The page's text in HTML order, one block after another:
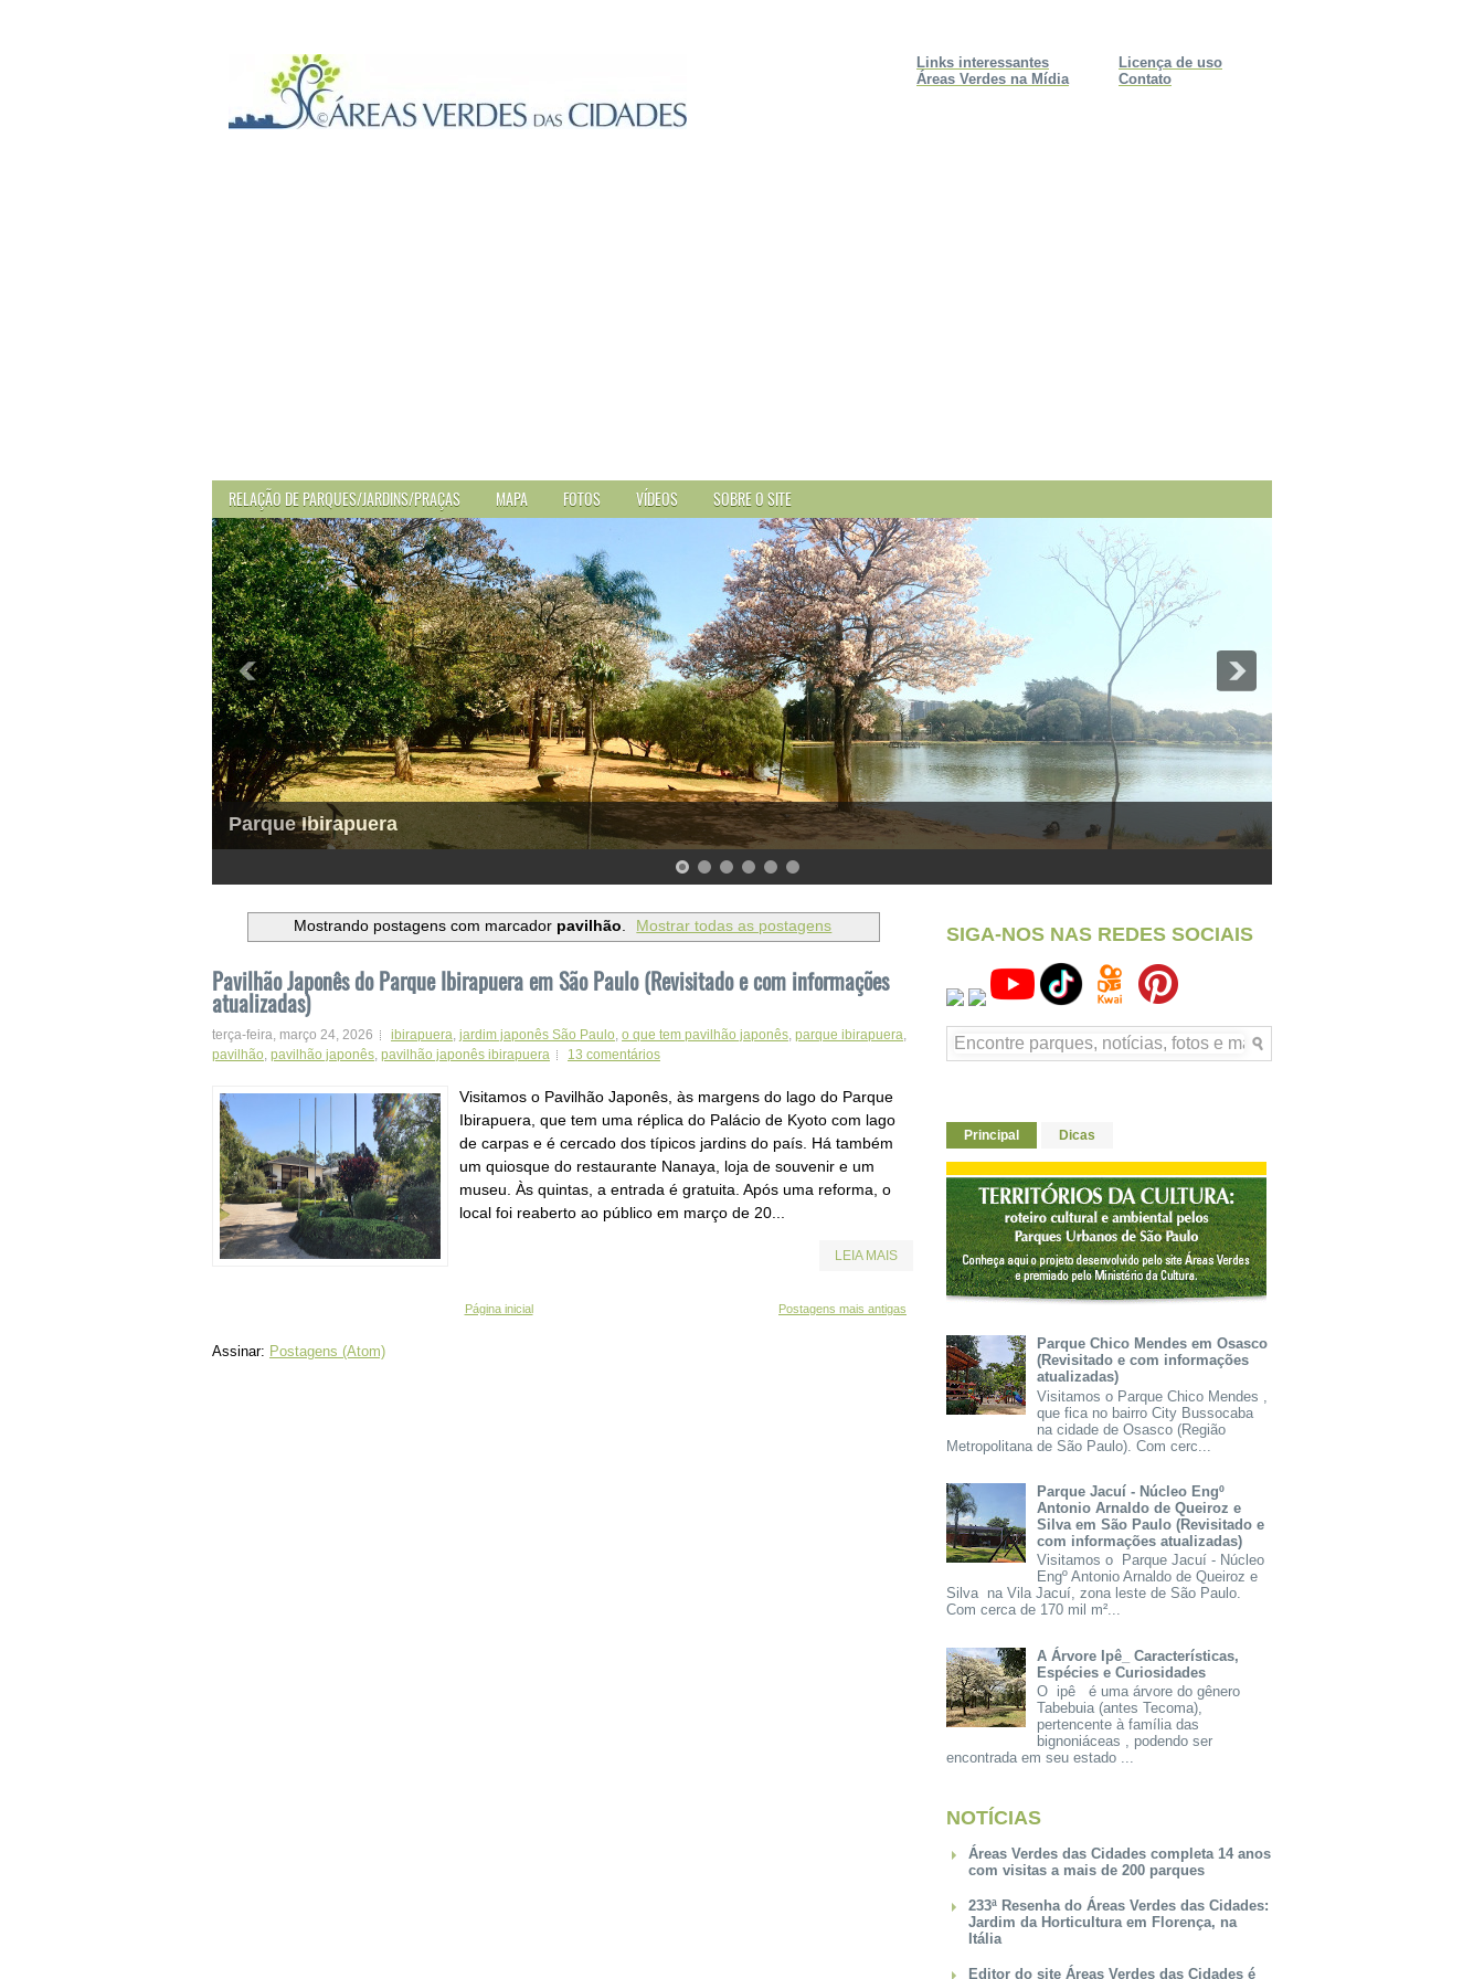
Licença de uso
Contato
Links interessantes
Áreas Verdes na Mídia
RELAÇÃO DE PARQUES/JARDINS/PRAÇAS MAPA FOTOS VÍDEOS SOBRE O SITE
Parque Ibirapuera
Mostrando postagens com marcador pavilhão. Mostrar todas as postagens
Pavilhão Japonês do Parque Ibirapuera em São Paulo (Revisitado e com informações
atualizadas)
terça-feira, março 24, 2026 ibirapuera jardim japonês São Paulo o que tem pavilhão japonês parque ibirapuera
pavilhão pavilhão japonês pavilhão japonês ibirapuera 13 comentários
Visitamos o Pavilhão Japonês, às margens do lago do Parque
Ibirapuera, que tem uma réplica do Palácio de Kyoto com lago
de carpas e é cercado dos típicos jardins do país. Há também
um quiosque do restaurante Nanaya, loja de souvenir e um
museu. Às quintas, a entrada é gratuita. Após uma reforma, o
local foi reaberto ao público em março de 20...
LEIA MAIS
Postagens mais antigas
Página inicial
Assinar: Postagens (Atom)
SIGA-NOS NAS REDES SOCIAIS
Principal Dicas
Parque Chico Mendes em Osasco
(Revisitado e com informações
atualizadas)
Visitamos o Parque Chico Mendes ,
que fica no bairro City Bussocaba
na cidade de Osasco (Região
Metropolitana de São Paulo). Com cerc...
Parque Jacuí - Núcleo Engº
Antonio Arnaldo de Queiroz e
Silva em São Paulo (Revisitado e
com informações atualizadas)
Visitamos o Parque Jacuí - Núcleo
Engº Antonio Arnaldo de Queiroz e
Silva na Vila Jacuí, zona leste de São Paulo.
Com cerca de 170 mil m²...
A Árvore Ipê_ Características,
Espécies e Curiosidades
O ipê é uma árvore do gênero
Tabebuia (antes Tecoma),
pertencente à família das
bignoniáceas , podendo ser
encontrada em seu estado ...
NOTÍCIAS
Áreas Verdes das Cidades completa 14 anos
com visitas a mais de 200 parques
233ª Resenha do Áreas Verdes das Cidades:
Jardim da Horticultura em Florença, na
Itália
Editor do site Áreas Verdes das Cidades é